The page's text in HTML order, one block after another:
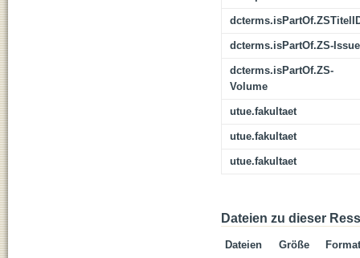
dcterms.isPartOf.ZS-Issue
dcterms.isPartOf.ZS-
Volume
utue.fakultaet
utue.fakultaet
utue.fakultaet
Dateien zu dieser
Dateien Größe
Format